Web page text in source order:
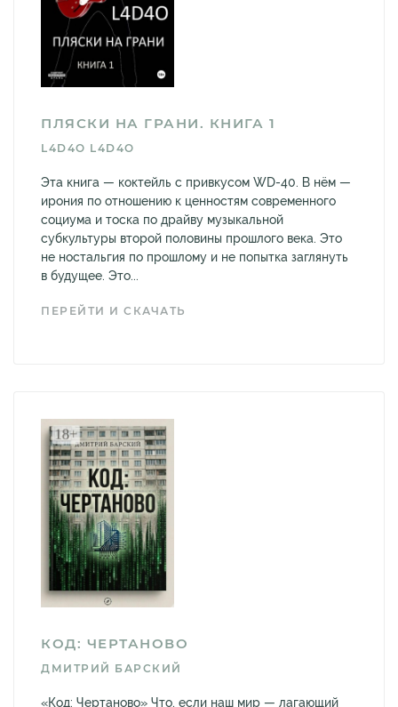
ПЛЯСКИ НА ГРАНИ. КНИГА 1
L4D4O L4D4O
Эта книга — коктейль с привкусом WD-40. В нём —
ирония по отношению к ценностям современного
социума и тоска по драйву музыкальной
субкультуры второй половины прошлого века. Это
не ностальгия по прошлому и не попытка заглянуть
в будущее. Это...
ПЕРЕЙТИ И СКАЧАТЬ
КОД: ЧЕРТАНОВО
ДМИТРИЙ БАРСКИЙ
«Код: Чертаново» Что, если наш мир — лагающий